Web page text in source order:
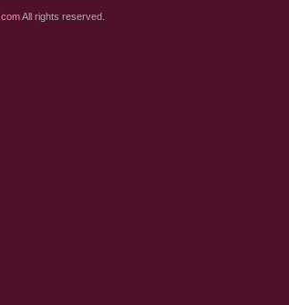
All rights reserved.